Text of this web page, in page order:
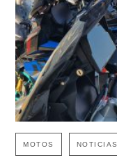
MOTOS NOTICIAS